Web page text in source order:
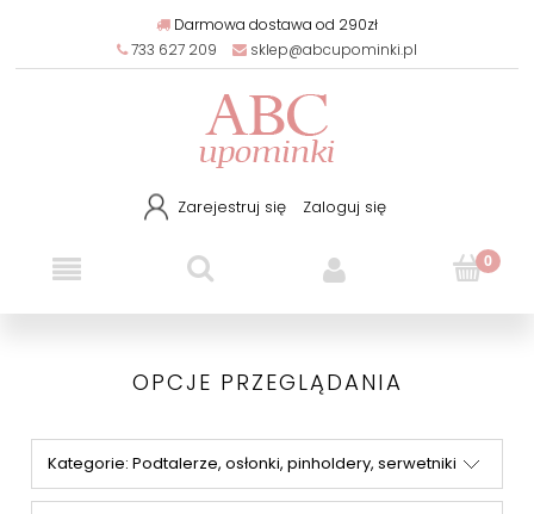
Darmowa dostawa od 290zł
733 627 209
sklep@abcupominki.pl
Zarejestruj się Zaloguj się
OPCJE PRZEGLĄDANIA
Kategorie: Podtalerze, osłonki, pinholdery, serwetniki